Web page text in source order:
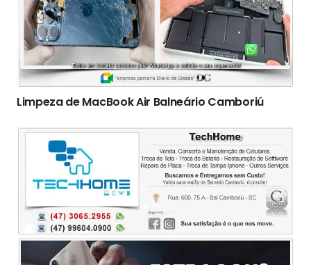
Limpeza de MacBook Air Balneário Camboriú